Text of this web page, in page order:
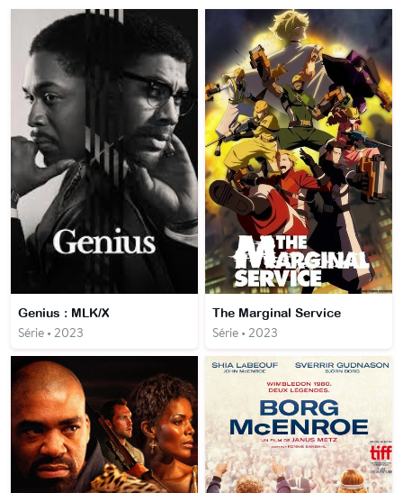
Genius : MLK/X
Série • 2023
The Marginal Service
Série • 2023